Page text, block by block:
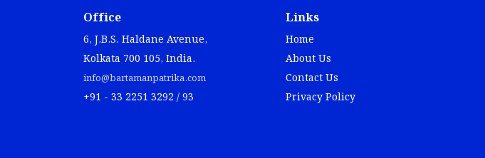
Office
6, J.B.S. Haldane Avenue,
Kolkata 700 105, India.
info@bartamanpatrika.com
+91 - 33 2251 3292 / 93
Links
Home
About Us
Contact Us
Privacy Policy